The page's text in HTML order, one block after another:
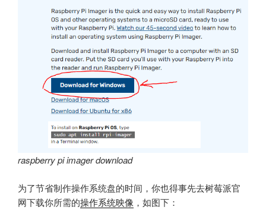
raspberry pi imager download
为了节省制作操作系统盘的时间，你也得事先去树莓派官
网下载你所需的操作系统映像 ，如图下：